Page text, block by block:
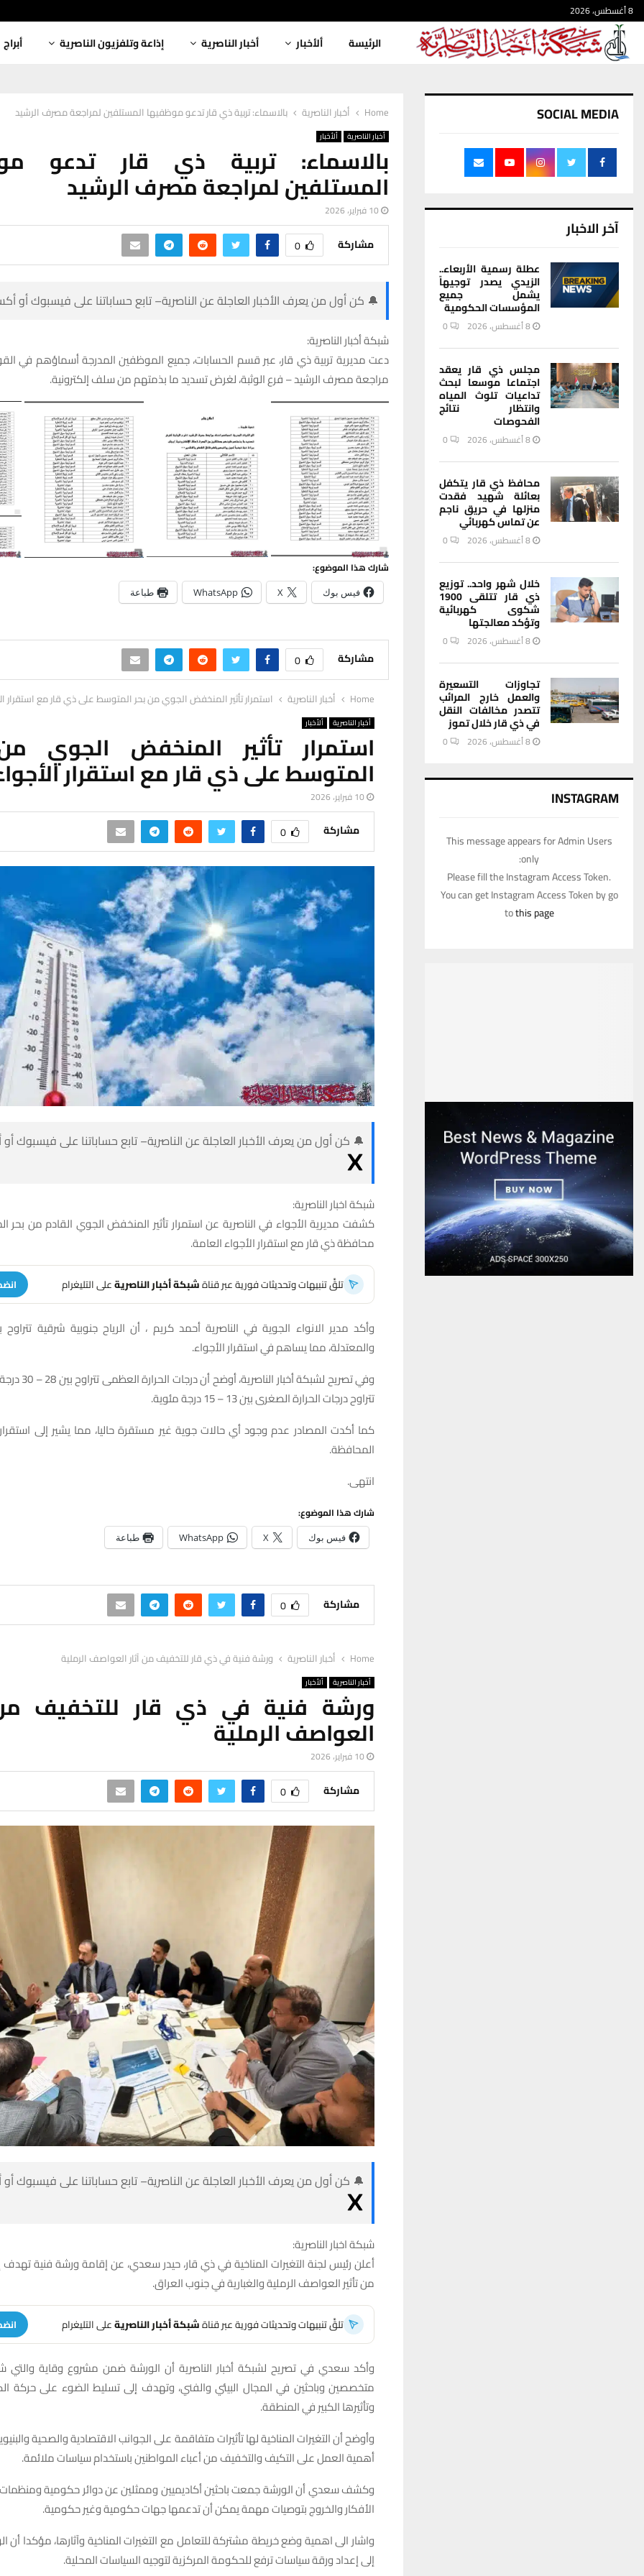
8 أغسطس، 2026
الرئيسة ألأخبار أخبار الناصرية إذاعة وتلفزيون الناصرية أبراج
Home أخبار الناصرية بالاسماء: تربية ذي قار تدعو موظفيها المستلفين لمراجعة مصرف الرشيد
أخبار الناصرية ألأخبار
بالاسماء: تربية ذي قار تدعو
المستلفين لمراجعة مصرف الرشيد
10 فبراير، 2026
مشاركة 0
🔔 كن أول من يعرف الأخبار العاجلة عن الناصرية– تابع حساباتنا على فيسبوك أو
شبكة أخبار الناصرية:
دعت مديرية تربية ذي قار، عبر قسم الحسابات، جميع الموظفين المدرجة أسماؤهم في
مراجعة مصرف الرشيد – فرع الوثبة، لغرض تسديد ما بذمتهم من سلف إلكترونية.
شارك هذا الموضوع:
فيس بوك X
WhatsApp طباعة
مشاركة 0
Home أخبار الناصرية استمرار تأثير المنخفض الجوي من بحر المتوسط على ذي قار مع استقرار
أخبار الناصرية ألأخبار
استمرار تأثير المنخفض الجوي
المتوسط على ذي قار مع استقرار
10 فبراير، 2026
مشاركة 0
🔔 كن أول من يعرف الأخبار العاجلة عن الناصرية– تابع حساباتنا على فيسبوك
شبكة اخبار الناصرية:
كشفت مديرية الأجواء في الناصرية عن استمرار تأثير المنخفض الجوي القادم من بحر
محافظة ذي قار مع استقرار الأجواء العامة.
تلقَّ تنبيهات وتحديثات فورية عبر قناةشبكة أخبار الناصريةعلى التليغرام
وأكد مدير الانواء الجوية في الناصرية أحمد كريم ، أن الرياح جنوبية شرقية
والمعتدلة، مما يساهم في استقرار الأجواء.
وفي تصريح لشبكة
تتراوح درجات الحرارة الصغرى بين 13 – 15 درجة مئوية.
كما أكدت المصادر عدم وجود أي حالات جوية غير مستقرة حاليا، مما يشير إلى
المحافظة.
انتهى.
شارك هذا الموضوع:
فيس بوك X
WhatsApp طباعة
مشاركة 0
Home أخبار الناصرية ورشة فنية في ذي قار للتخفيف من آثار العواصف الرملية
أخبار الناصرية ألأخبار
ورشة فنية في ذي قار للتخفيف
العواصف الرملية
10 فبراير، 2026
مشاركة 0
🔔 كن أول من يعرف الأخبار العاجلة عن الناصرية– تابع حساباتنا على فيسبوك
شبكة اخبار الناصرية:
أعلن رئيس لجنة التغيرات المناخية في ذي قار، حيدر سعدي، عن إقامة ورشة فنية
من تأثير العواصف الرملية والغبارية في جنوب العراق.
تلقَّ تنبيهات وتحديثات فورية عبر قناةشبكة أخبار الناصريةعلى التليغرام
وأكد سعدي في تصريح لشبكة أخبار الناصرية أن الورشة ضمن مشروع وقاية
متخصصين وباحثين في المجال البيئي والفني، وتهدف إلى تسليط الضوء على حركة
وتأثيرها الكبير في المنطقة.
وأوضح أن التغيرات المناخية لها تأثيرات متفاقمة على الجوانب الاقتصادية والصحية
أهمية العمل على التكيف والتخفيف من أعباء المواطنين باستخدام سياسات ملائمة.
وكشف سعدي أن الورشة جمعت باحثين أكاديميين وممثلين عن دوائر حكومية ومنظمات
الأفكار والخروج بتوصيات مهمة يمكن أن تدعمها جهات حكومية وغير حكومية.
واشار الى اهمية وضع خريطة مشتركة للتعامل مع التغيرات المناخية وآثارها، مؤكدا
إلى إعداد ورقة سياسات ترفع للحكومة المركزية لتوجيه السياسات المحلية.
SOCIAL MEDIA
آخر الاخبار
عطلة رسمية الأربعاء..
الزيدي يصدر توجيهاً
يشمل جميع
المؤسسات الحكومية
8 أغسطس، 2026 0
مجلس ذي قار يعقد
اجتماعا موسعا لبحث
تداعيات تلوث المياه
وانتظار نتائج
الفحوصات
8 أغسطس، 2026 0
محافظ ذي قار يتكفل
بعائلة شهيد فقدت
منزلها في حريق ناجم
عن تماس كهربائي
8 أغسطس، 2026 0
خلال شهر واحد.. توزيع
ذي قار تتلقى 1900
شكوى كهربائية
وتؤكد معالجتها
8 أغسطس، 2026 0
تجاوزات التسعيرة
والعمل خارج المرائب
تتصدر مخالفات النقل
في ذي قار خلال تموز
8 أغسطس، 2026 0
INSTAGRAM
This message appears for Admin Users
only:
Please fill the Instagram Access Token.
You can get Instagram Access Token by go
tothis page